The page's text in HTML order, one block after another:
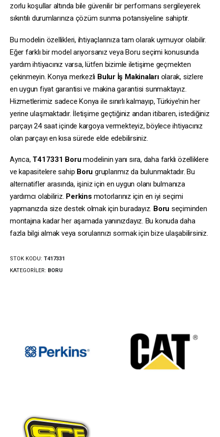
zorlu koşullar altında bile güvenilir bir performans sergileyerek
sıkıntılı durumlarınıza çözüm sunma potansiyeline sahiptir.
Bu modelin özellikleri, ihtiyaçlarınıza tam olarak uymuyor olabilir.
Eğer farklı bir model arıyorsanız veya Boru seçimi konusunda
yardım ihtiyacınız varsa, lütfen bizimle iletişime geçmekten
çekinmeyin. Konya merkezli Bulur İş Makinalarıolarak, sizlere
en uygun fiyat garantisi ve makina garantisi sunmaktayız.
Hizmetlerimiz sadece Konya ile sınırlı kalmayıp, Türkiye’nin her
yerine ulaşmaktadır. İletişime geçtiğiniz andan itibaren, istediğiniz
parçayı 24 saat içinde kargoya vermekteyiz, böylece ihtiyacınız
olan parçayı en kısa sürede elde edebilirsiniz.
Ayrıca, T417331 Boru modelinin yanı sıra, daha farklı özelliklere
ve kapasitelere sahip Boru gruplarımız da bulunmaktadır. Bu
alternatifler arasında, işiniz için en uygun olanı bulmanıza
yardımcı olabiliriz. Perkinsmotorlarınız için en iyi seçimi
yapmanızda size destek olmak için buradayız. Boru seçiminden
montajına kadar her aşamada yanınızdayız. Bu konuda daha
fazla bilgi almak veya sorularınızı sormak için bize ulaşabilirsiniz.
STOK KODU: T417331
KATEGORILER: BORU